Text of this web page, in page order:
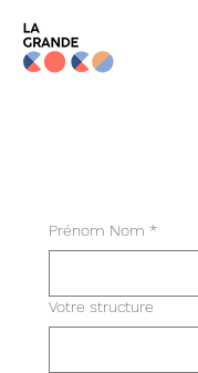
Prénom Nom *
Votre structure